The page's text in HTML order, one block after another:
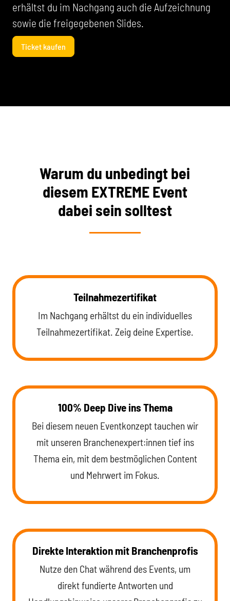
erhältst du im Nachgang auch die Aufzeichnung
sowie die freigegebenen Slides.
Ticket kaufen
Warum du unbedingt bei
diesem EXTREME Event
dabei sein solltest
Teilnahmezertifikat
Im Nachgang erhältst du ein individuelles
Teilnahmezertifikat. Zeig deine Expertise.
100% Deep Dive ins Thema
Bei diesem neuen Eventkonzept tauchen wir
mit unseren Branchenexpert:innen tief ins
Thema ein, mit dem bestmöglichen Content
und Mehrwert im Fokus.
Direkte Interaktion mit Branchenprofis
Nutze den Chat während des Events, um
direkt fundierte Antworten und